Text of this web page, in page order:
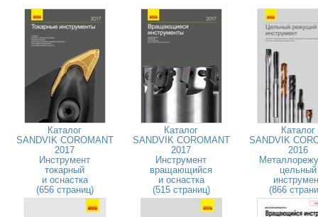
Каталог
SANDVIK COROMANT
2017
Инструмент
токарный
и оснастка
(656 страниц)
Каталог
SANDVIK COROMANT
2017
Инструмент
вращающийся
и оснастка
(515 страниц)
Каталог
SANDVIK
2016
цельный
(866